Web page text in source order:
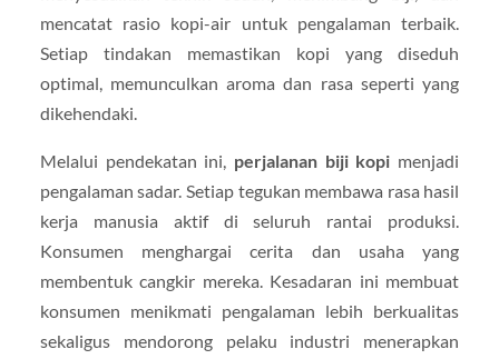
mencatat rasio kopi-air untuk pengalaman terbaik.
Setiap tindakan memastikan kopi yang diseduh
optimal, memunculkan aroma dan rasa seperti yang
dikehendaki.
Melalui pendekatan ini, perjalanan biji kopi menjadi
pengalaman sadar. Setiap tegukan membawa rasa hasil
kerja manusia aktif di seluruh rantai produksi.
Konsumen menghargai cerita dan usaha yang
membentuk cangkir mereka. Kesadaran ini membuat
konsumen menikmati pengalaman lebih berkualitas
sekaligus mendorong pelaku industri menerapkan